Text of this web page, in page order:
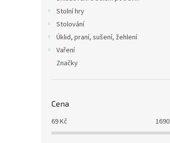
Stolní hry
Stolování
Úklid, praní, sušení, žehlení
Vaření
Značky
Cena
69Kč 1690